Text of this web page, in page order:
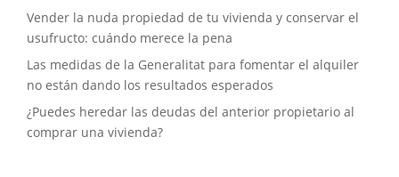
Vender la nuda propiedad de tu vivienda y conservar el
usufructo: cuándo merece la pena
Las medidas de la Generalitat para fomentar el alquiler
no están dando los resultados esperados
¿Puedes heredar las deudas del anterior propietario al
comprar una vivienda?